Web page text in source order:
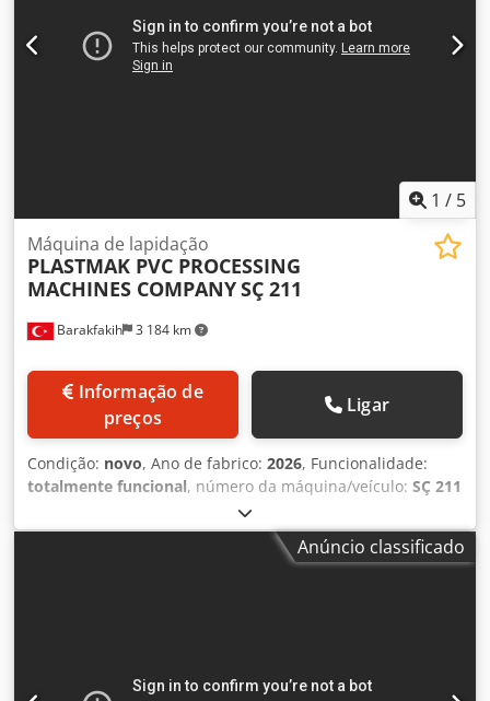
1 / 5
Barakfakih 3 184 km
Máquina de lapidação
PLASTMAK PVC PROCESSING
MACHINES COMPANYSÇ 211
preços
Ligar
Condição: novo, Ano de fabrico: 2026, Funcionalidade:
totalmente funcional, número da máquina/veículo: SÇ 211
Alüminyum Pvc Orta Kayıt Alıştırma Makinesi ( 2 Bıçak)
Em conformidade com as normas CE. Dcedpfx Asq U S
Ahepyok - Possibilidade de lapidação das ligações do
Mudança fácil de série graças ao botão de separação (60-
Anúncio classificado